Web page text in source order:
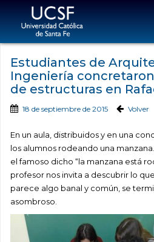
Estudiantes de
Ingeniería
de estructuras en
18 de septiembre de 2015 Volver
En un aula, distribuidos y en una
los alumnos rodeando una
el famoso dicho “la manzana está
profesor nos invita a descubrir lo
parece algo banal y común, se
asombroso.